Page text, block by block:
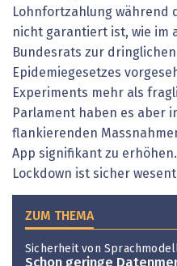
Lohnfortzahlung während
nicht garantiert ist, wie im
Bundesrats zur
Epidemiegesetzes
Experiments mehr als
Parlament haben es aber
flankierenden
App signifikant zu
Lockdown ist sicher
ZUM THEMA
Sicherheit von